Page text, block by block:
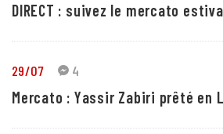
DIRECT : suivez le mercato
29/07 4
Mercato : Yassir Zabiri prêté en